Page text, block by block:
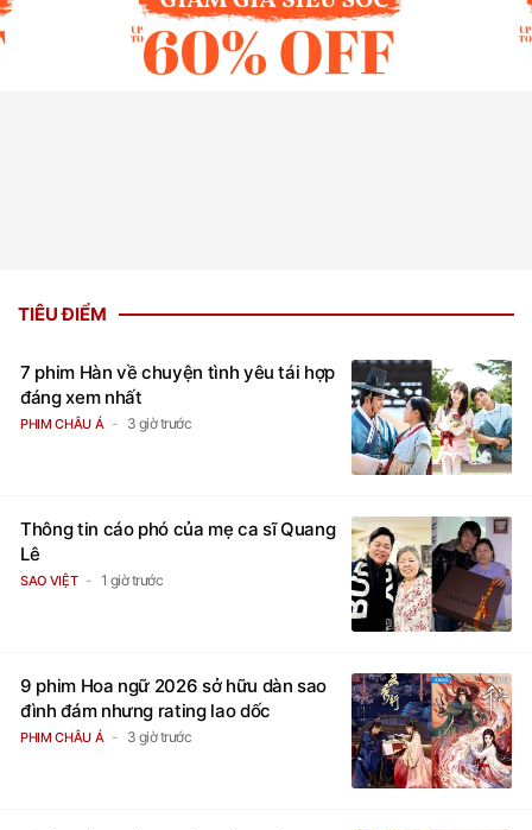
TIÊU ĐIỂM
7 phim Hàn về chuyện tình yêu tái hợp
đáng xem nhất
PHIM CHÂU Á 3 giờ trước
Thông tin cáo phó của mẹ ca sĩ Quang
Lê
SAO VIỆT 1 giờ trước
9 phim Hoa ngữ 2026 sở hữu dàn sao
đình đám nhưng rating lao dốc
PHIM CHÂU Á 3 giờ trước